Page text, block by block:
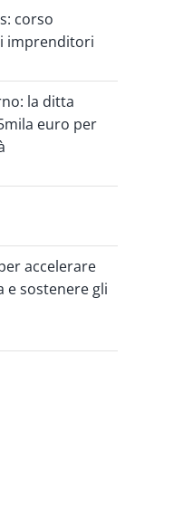
corso
imprenditori
la ditta
euro per
accelerare
e sostenere gli